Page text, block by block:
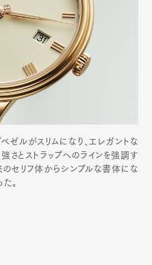
ゼルがスリムになり、エレガントな
さとストラップへのラインを強調す
のセリフ体からシンプルな書体にな
。